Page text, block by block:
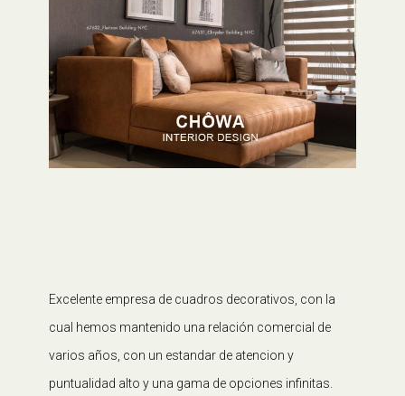
Excelente empresa de cuadros decorativos, con la
cual hemos mantenido una relación comercial de
varios años, con un estandar de atencion y
puntualidad alto y una gama de opciones infinitas.